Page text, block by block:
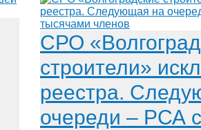
СРО
строители»
реестра.
очереди – РСА